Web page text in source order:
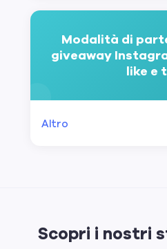
Modalità di
giveaway
like e
Altro
Scopri i nostri